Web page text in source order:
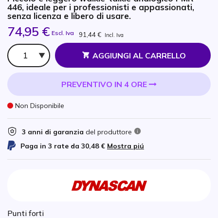
446, ideale per i professionisti e appassionati,
senza licenza e libero di usare.
74,95 € Escl. Iva 91,44 € Incl. Iva
Qtà
AGGIUNGI AL CARRELLO
PREVENTIVO IN 4 ORE
Non Disponibile
3 anni di garanzia del produttore
Paga in 3 rate da 30,48 € Mostra piú
Punti forti